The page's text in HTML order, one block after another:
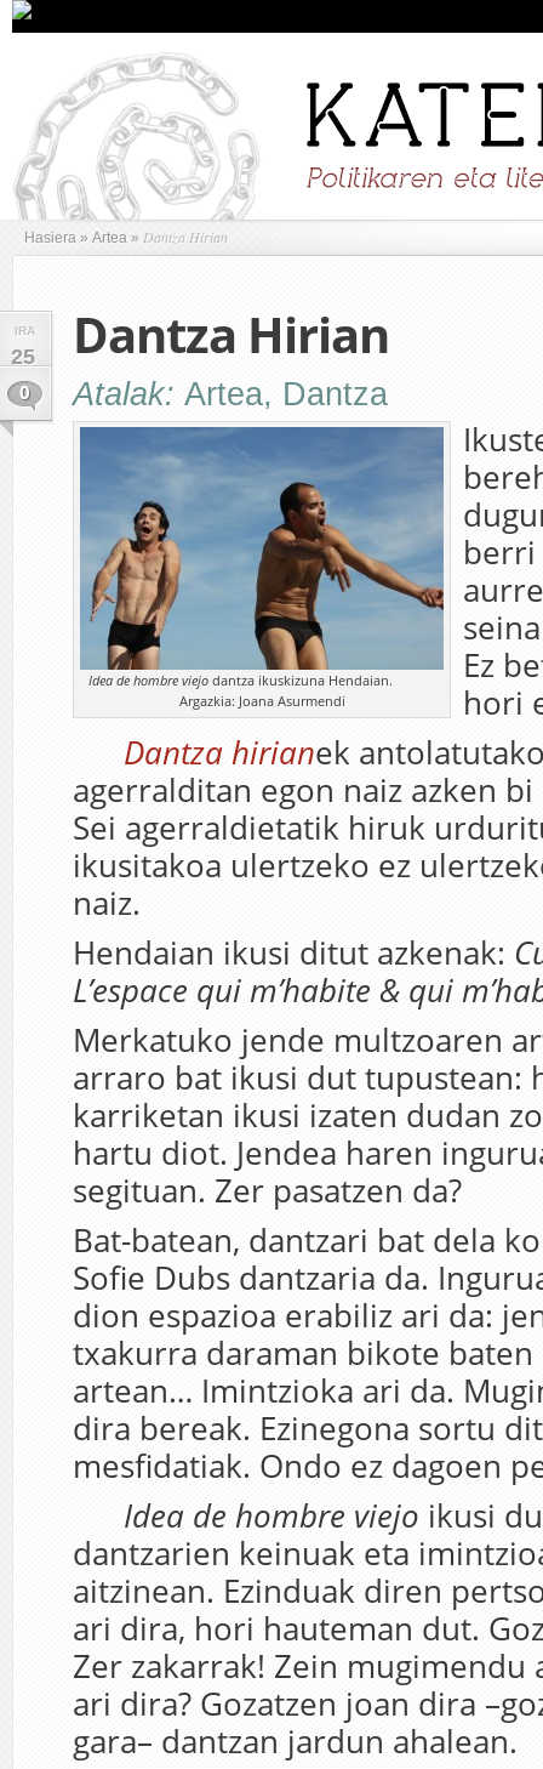
Hasiera » Artea » Dantza Hirian
IRA
25
0
Dantza Hirian
Atalak: Artea, Dantza
Idea de hombre viejodantza ikuskizuna Hendaian.
Argazkia: Joana Asurmendi
berri
Ez
hori
Dantza hirianek
agerralditan egon naiz azken
Sei agerraldietatik hiruk
ikusitakoa ulertzeko ez
naiz.
Hendaian ikusi ditut azkenak:
L’espace qui m’habite & qui
Merkatuko jende multzoaren
arraro bat ikusi dut tupustean:
karriketan ikusi izaten dudan
hartu diot. Jendea haren
segituan. Zer pasatzen da?
Bat-batean, dantzari bat dela
Sofie Dubs dantzaria da.
dion espazioa erabiliz ari da:
txakurra daraman bikote
artean… Imintzioka ari da.
dira bereak. Ezinegona sortu
mesfidatiak. Ondo ez dagoen
Idea de hombre viejo ikusi
dantzarien keinuak eta
aitzinean. Ezinduak diren
ari dira, hori hauteman dut.
Zer zakarrak! Zein mugimendu
ari dira? Gozatzen joan dira
gara– dantzan jardun ahalean.